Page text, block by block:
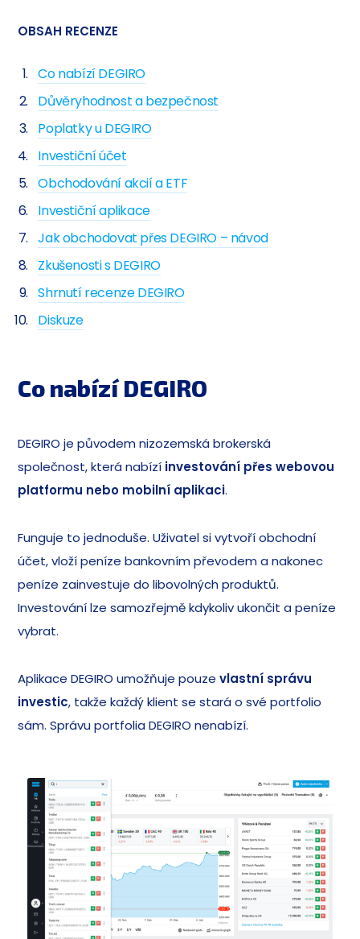
OBSAH RECENZE
Co nabízí DEGIRO
Důvěryhodnost a bezpečnost
Poplatky u DEGIRO
Investiční účet
Obchodování akcií a ETF
Investiční aplikace
Jak obchodovat přes DEGIRO – návod
Zkušenosti s DEGIRO
Shrnutí recenze DEGIRO
Diskuze
Co nabízí DEGIRO
DEGIRO je původem nizozemská brokerská
společnost, která nabízí investování přes webovou
platformu nebo mobilní aplikaci.
Funguje to jednoduše. Uživatel si vytvoří obchodní
účet, vloží peníze bankovním převodem a nakonec
peníze zainvestuje do libovolných produktů.
Investování lze samozřejmě kdykoliv ukončit a peníze
vybrat.
Aplikace DEGIRO umožňuje pouzevlastní správu
investic, takže každý klient se stará o své portfolio
sám. Správu portfolia DEGIRO nenabízí.